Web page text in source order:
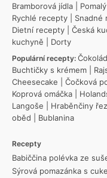
Bramborová jídla
Rychlé recepty
Snadné
Dietní recepty
Česká
kuchyně
Dorty
Populární recepty:
Buchtičky s krémem
Cheesecake
Čočková
Koprová omáčka
Langoše
Hraběnčiny
oběd
Bublanina
Recepty
Babiččina polévka ze
Sýrová pomazánka s